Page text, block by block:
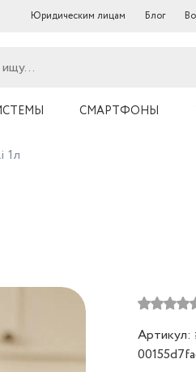
Юридическим лицам Блог
СМАРТФОНЫ
1л
Артикул: